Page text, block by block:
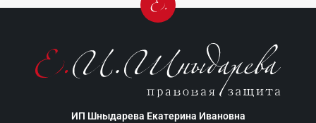
ИП Шныдарева Екатерина Ивановна